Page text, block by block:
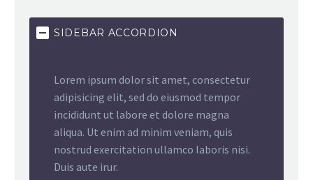
SIDEBAR ACCORDION
Lorem ipsum dolor sit amet, consectetur
adipisicing elit, sed do eiusmod tempor
incididunt ut labore et dolore magna
aliqua. Ut enim ad minim veniam, quis
nostrud exercitation ullamco laboris nisi.
Duis aute irur.